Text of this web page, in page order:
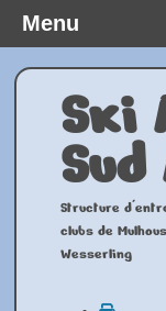
Ski
Structure
clubs de
Wesserling
Menu